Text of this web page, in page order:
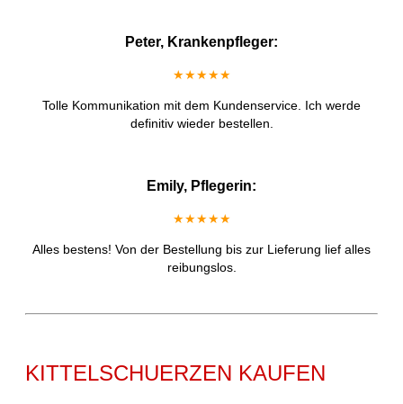
Peter, Krankenpfleger:
★★★★★
Tolle Kommunikation mit dem Kundenservice. Ich werde
definitiv wieder bestellen.
Emily, Pflegerin:
★★★★★
Alles bestens! Von der Bestellung bis zur Lieferung lief alles
reibungslos.
KITTELSCHUERZEN KAUFEN